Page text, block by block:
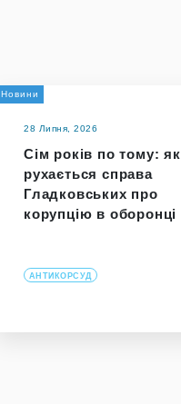
Новини
28 Липня, 2026
Сім років по тому: як
рухається справа
Гладковських про
корупцію в оборонці
АНТИКОРСУД